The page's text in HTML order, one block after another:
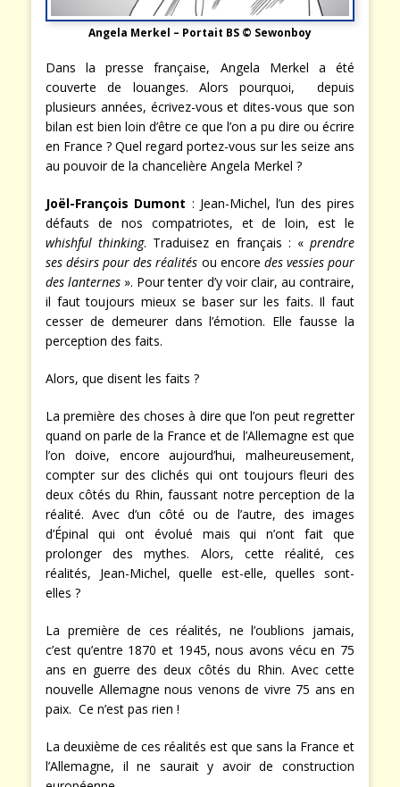
Angela Merkel – Portait BS © Sewonboy
Dans la presse française, Angela Merkel a été
couverte de louanges. Alors pourquoi, depuis
plusieurs années, écrivez-vous et dites-vous que son
bilan est bien loin d’être ce que l’on a pu dire ou écrire
en France ? Quel regard portez-vous sur les seize ans
au pouvoir de la chancelière Angela Merkel ?
Joël-François Dumont : Jean-Michel, l’un des pires
défauts de nos compatriotes, et de loin, est le
whishful thinking. Traduisez en français : «prendre
ses désirs pour des réalités ou encore des vessies pour
des lanternes ». Pour tenter d’y voir clair, au contraire,
il faut toujours mieux se baser sur les faits. Il faut
cesser de demeurer dans l’émotion. Elle fausse la
perception des faits.
Alors, que disent les faits ?
La première des choses à dire que l’on peut regretter
quand on parle de la France et de l’Allemagne est que
l’on doive, encore aujourd’hui, malheureusement,
compter sur des clichés qui ont toujours fleuri des
deux côtés du Rhin, faussant notre perception de la
réalité. Avec d’un côté ou de l’autre, des images
d’Épinal qui ont évolué mais qui n’ont fait que
prolonger des mythes. Alors, cette réalité, ces
réalités, Jean-Michel, quelle est-elle, quelles sont-
elles ?
La première de ces réalités, ne l’oublions jamais,
c’est qu’entre 1870 et 1945, nous avons vécu en 75
ans en guerre des deux côtés du Rhin. Avec cette
nouvelle Allemagne nous venons de vivre 75 ans en
paix. Ce n’est pas rien !
La deuxième de ces réalités est que sans la France et
l’Allemagne, il ne saurait y avoir de construction